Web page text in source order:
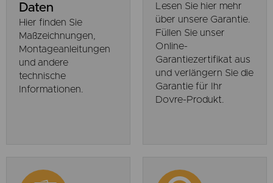
Daten
Hier finden Sie
Maßzeichnungen,
Montageanleitungen
und andere
technische
Informationen.
Lesen Sie hier mehr
über unsere Garantie.
Füllen Sie unser
Online-
Garantiezertifikat aus
und verlängern Sie die
Garantie für Ihr
Dovre-Produkt.